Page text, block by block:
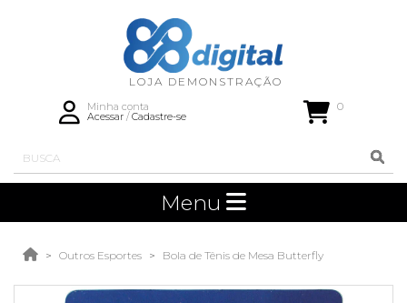
Minha conta
Acessar/Cadastre-se
0
Menu
Outros Esportes Bola de Tênis de Mesa Butterfly